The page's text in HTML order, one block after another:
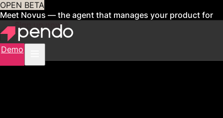
OPEN BETA
Meet Novus — the agent that manages your product for
youSign up now
Demo